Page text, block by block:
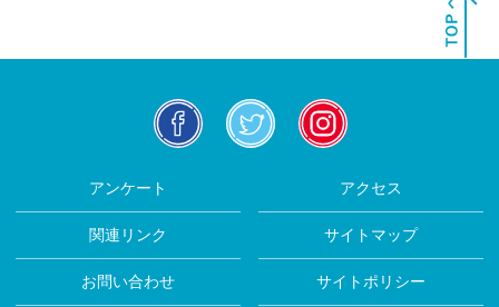
アンケート
アクセス
関連リンク サイトマップ
お問い合わせ サイトポリシー